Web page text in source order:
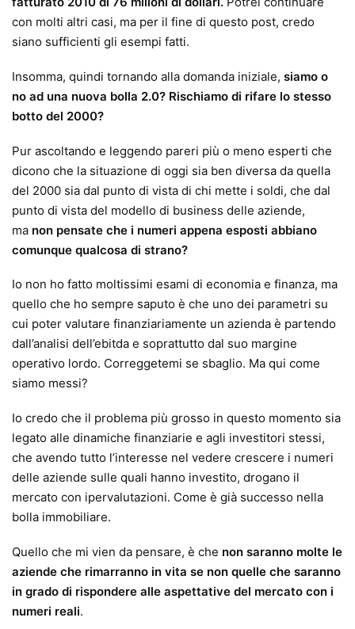
con molti altri casi, ma per il fine di questo post, credo
siano sufficienti gli esempi fatti.
Insomma, quindi tornando alla domanda iniziale, siamo o
no ad una nuova bolla 2.0? Rischiamo di rifare lo stesso
botto del 2000?
Pur ascoltando e leggendo pareri più o meno esperti che
dicono che la situazione di oggi sia ben diversa da quella
del 2000 sia dal punto di vista di chi mette i soldi, che dal
punto di vista del modello di business delle aziende,
ma non pensate che i numeri appena esposti abbiano
comunque qualcosa di strano?
Io non ho fatto moltissimi esami di economia e finanza, ma
quello che ho sempre saputo è che uno dei parametri su
cui poter valutare finanziariamente un azienda è partendo
dall’analisi dell’ebitda e soprattutto dal suo margine
operativo lordo. Correggetemi se sbaglio. Ma qui come
siamo messi?
Io credo che il problema più grosso in questo momento sia
legato alle dinamiche finanziarie e agli investitori stessi,
che avendo tutto l’interesse nel vedere crescere i numeri
delle aziende sulle quali hanno investito, drogano il
mercato con ipervalutazioni. Come è già successo nella
bolla immobiliare.
Quello che mi vien da pensare, è che non saranno molte le
aziende che rimarranno in vita se non quelle che saranno
in grado di rispondere alle aspettative del mercato con i
numeri reali.